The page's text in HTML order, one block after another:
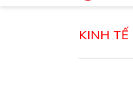
KINH TẾ